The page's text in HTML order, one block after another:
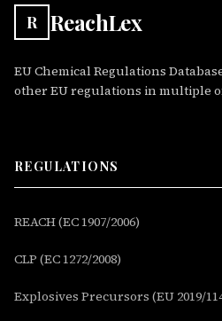
R ReachLex
EU Chemical Regulations
other EU regulations in multiple
REGULATIONS
REACH (EC 1907/2006)
CLP (EC 1272/2008)
Explosives Precursors (EU 2019/